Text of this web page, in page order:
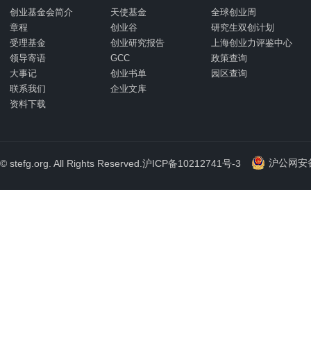
创业基金会简介
章程
受理基金
领导寄语
大事记
联系我们
资料下载
天使基金
全球创业周
创业谷
研究生双创计划
创业研究报告
上海创业力评鉴中心
GCC
政策查询
创业书单
园区查询
企业文库
© stefg.org. All Rights Reserved. 沪ICP备10212741号-3 沪公网安